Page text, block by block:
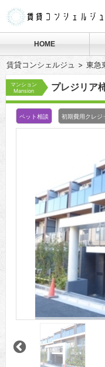
HOME
賃貸コンシェルジュ 東急
マンション
Mansion
プレジリア
ペット相談 初期費用クレジ